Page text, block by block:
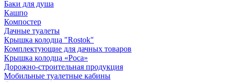
Баки для душа
Кашпо
Компостер
Дачные туалеты
Крышка колодца "Rostok"
Комплектующие для дачных товаров
Крышка колодца «Роса»
Дорожно-строительная продукция
Мобильные туалетные кабины